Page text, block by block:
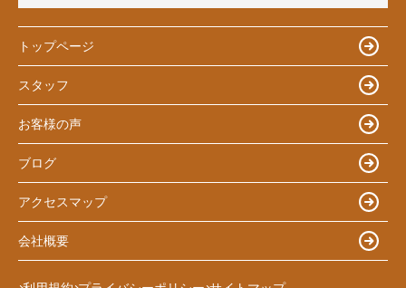
トップページ
スタッフ
お客様の声
ブログ
アクセスマップ
会社概要